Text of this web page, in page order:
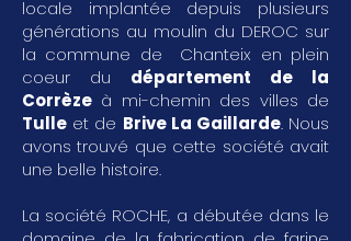
locale implantée depuis plusieurs
générations au moulin du DEROC sur
la commune de Chanteix en plein
coeur du département de la
Corrèze à mi-chemin des villes de
Tulle et de Brive La Gaillarde. Nous
avons trouvé que cette société avait
une belle histoire.
La société ROCHE, a débutée dans le